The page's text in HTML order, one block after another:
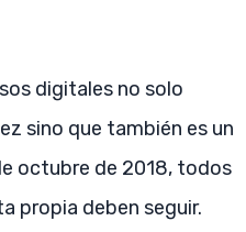
digitales no solo
sino que también es un
octubre de 2018, todos
propia deben seguir.